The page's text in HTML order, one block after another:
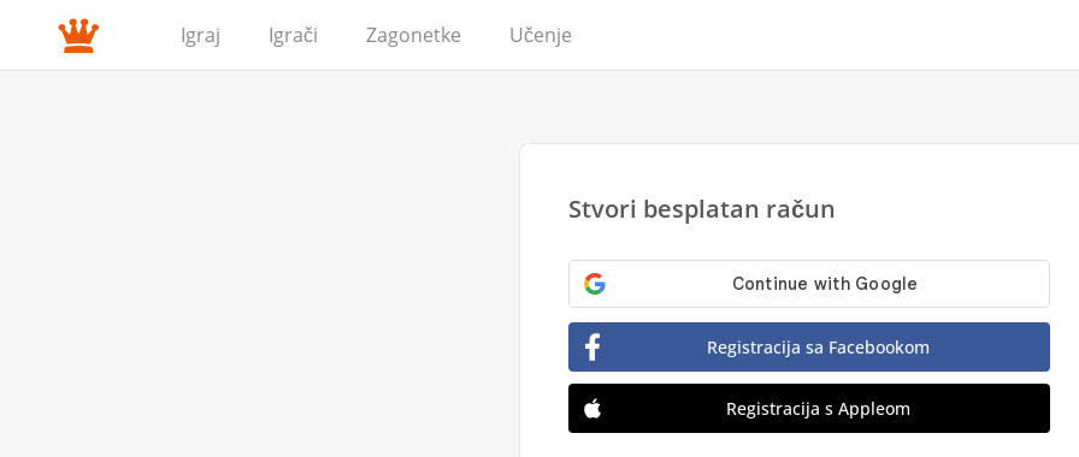
Igraj Igrači Zagonetke Učenje
Stvori besplatan račun
Registracija sa Facebookom
Registracija s Appleom